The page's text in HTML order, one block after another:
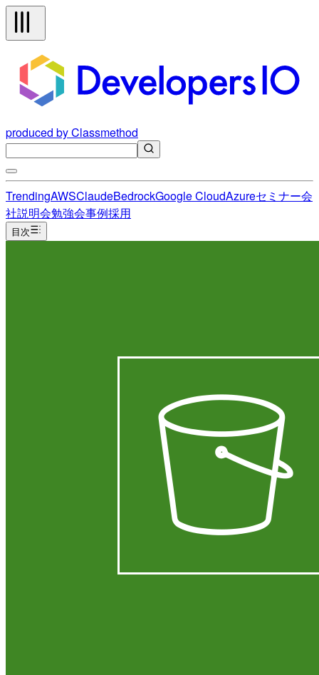
produced by Classmethod
TrendingAWSClaudeBedrockGoogle CloudAzureセミナー会
社説明会勉強会事例採用
目次